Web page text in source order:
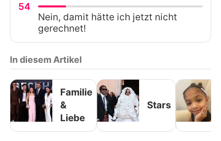
54
Nein, damit hätte ich jetzt nicht
gerechnet!
In diesem Artikel
Familie
&
Liebe
Stars